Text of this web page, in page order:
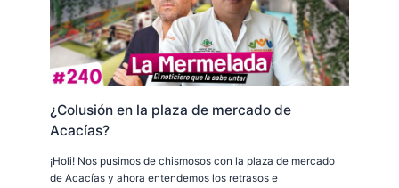
¿Colusión en la plaza de mercado de
Acacías?
¡Holi! Nos pusimos de chismosos con la plaza de mercado
de Acacías y ahora entendemos los retrasos e